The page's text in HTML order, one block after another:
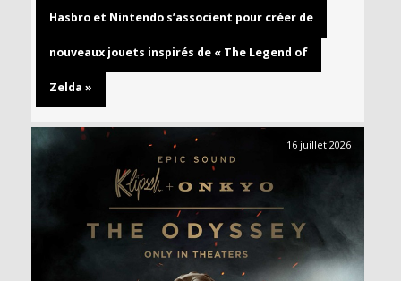
Hasbro et Nintendo s’associent pour créer de
nouveaux jouets inspirés de « The Legend of
Zelda »
16 juillet 2026